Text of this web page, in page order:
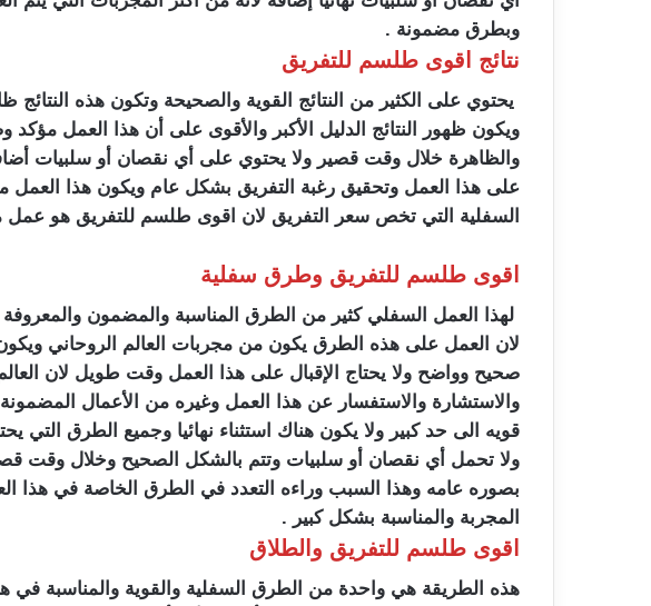
وبطرق مضمونة .
نتائج اقوى طلسم للتفريق
يحتوي على الكثير من النتائج القوية والصحيحة وتكون هذه
ويكون ظهور النتائج الدليل الأكبر والأقوى على أن هذا العمل
والظاهرة خلال وقت قصير ولا يحتوي على أي نقصان أو سلبيات أضافه
على هذا العمل وتحقيق رغبة التفريق بشكل عام ويكون هذا العمل
السفلية التي تخص سعر التفريق لان اقوى طلسم للتفريق هو
اقوى طلسم للتفريق وطرق سفلية
لهذا العمل السفلي كثير من الطرق المناسبة والمضمون
لان العمل على هذه الطرق يكون من مجربات العالم الروحاني
صحيح وواضح ولا يحتاج الإقبال على هذا العمل وقت طويل لان
والاستشارة والاستفسار عن هذا العمل وغيره من الأعمال
قويه الى حد كبير ولا يكون هناك استثناء نهائيا وجميع الطرق التي
ولا تحمل أي نقصان أو سلبيات وتتم بالشكل الصحيح وخلال وقت
بصوره عامه وهذا السبب وراءه التعدد في الطرق الخاصة في هذا
المجربة والمناسبة بشكل كبير .
اقوى طلسم للتفريق والطلاق
هذه الطريقة هي واحدة من الطرق السفلية والقوية والمناسبة في